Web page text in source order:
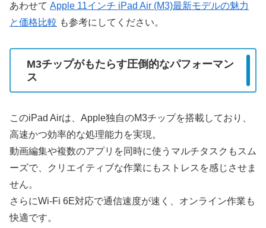
あわせて Apple 11インチ iPad Air (M3)最新モデルの魅力
と価格比較 も参考にしてください。
M3チップがもたらす圧倒的なパフォーマン
ス
このiPad Airは、Apple独自のM3チップを搭載しており、
高速かつ効率的な処理能力を実現。
動画編集や複数のアプリを同時に使うマルチタスクもスム
ーズで、クリエイティブな作業にもストレスを感じさせま
せん。
さらにWi-Fi 6E対応で通信速度が速く、オンライン作業も
快適です。